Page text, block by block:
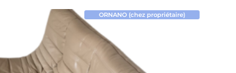
ORNANO (chez propriétaire)